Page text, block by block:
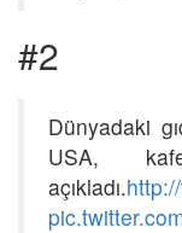
#2
Dünyadaki
USA,
açıkladı.